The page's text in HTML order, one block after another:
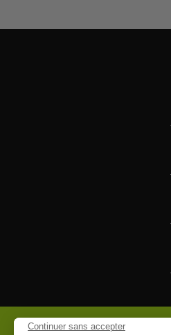
Continuer sans accepter